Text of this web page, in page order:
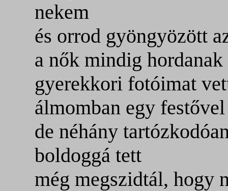
nekem
és orrod gyöngyözött
a nők mindig
gyerekkori fotóimat
álmomban egy
de néhány
boldoggá tett
még megszidtál, hogy